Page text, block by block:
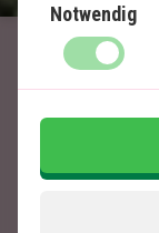
Notwendig